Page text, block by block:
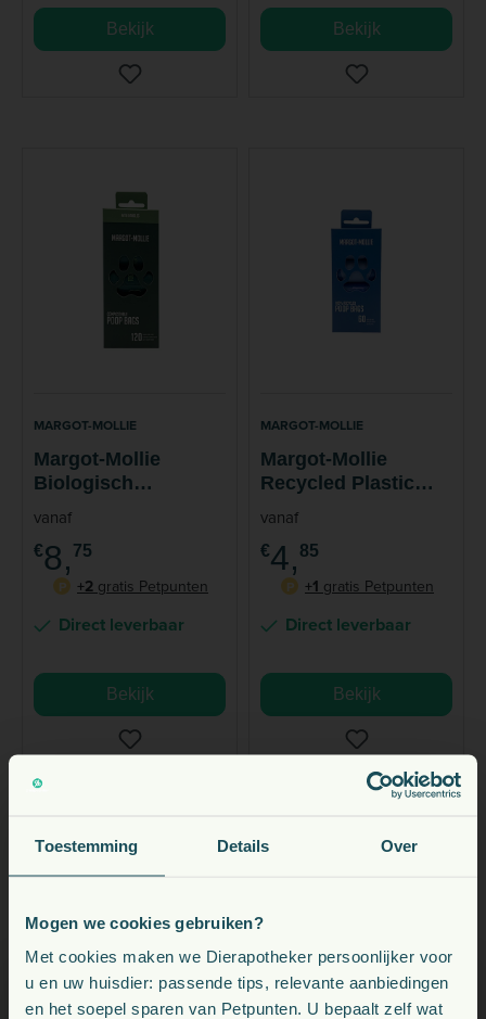
Toestemming Details Over
Mogen we cookies gebruiken?
Met cookies maken we Dierapotheker persoonlijker voor
u en uw huisdier: passende tips, relevante aanbiedingen
en het soepel sparen van Petpunten. U bepaalt zelf wat
Bekijk Bekijk
MARGOT-MOLLIE
Margot-Mollie
Biologisch
afbreekbare
vanaf
€8, 75
P
+2 gratis Petpunten
Direct leverbaar
Bekijk
MARGOT-MOLLIE
Margot-Mollie
Recycled Plastic
poepzakjes Hond
vanaf
€4, 85
P
+1 gratis Petpunten
Direct leverbaar
Bekijk
Poepzakjes hond
Bestel hier de poepzakjes voor uw hond
Kies uw land: